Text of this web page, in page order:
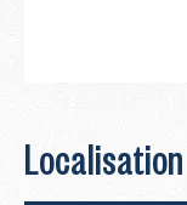
Localisation